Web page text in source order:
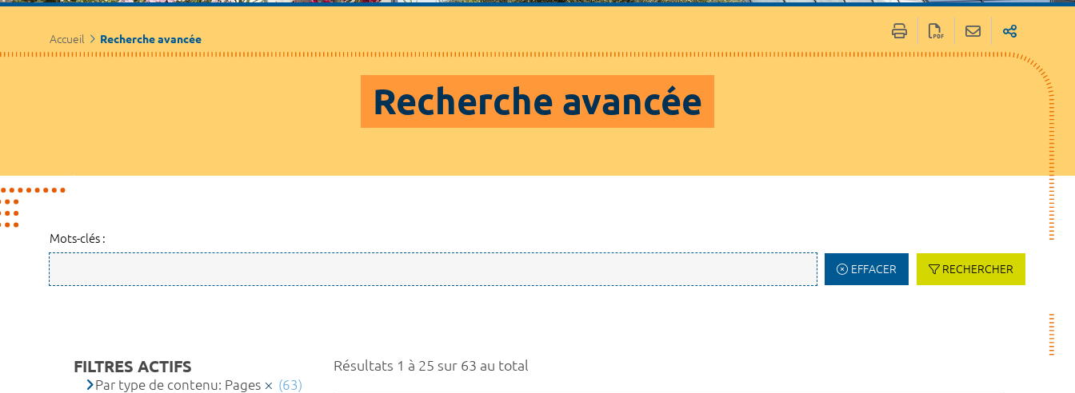
Accueil Recherche avancée
Recherche avancée
Mots-clés :
EFFACER RECHERCHER
Résultats 1 à 25 sur 63 au total
FILTRES ACTIFS
Par type de contenu: Pages
(63)